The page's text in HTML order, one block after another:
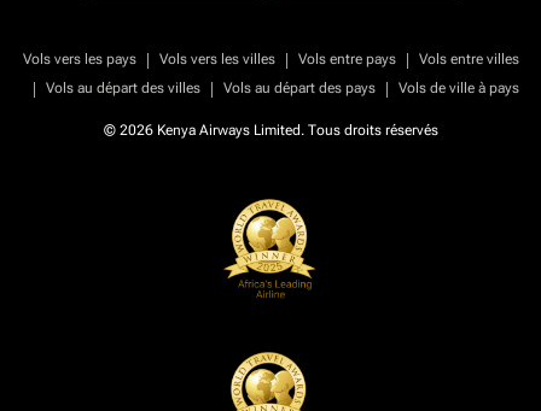
Vols vers les pays | Vols vers les villes | Vols entre pays |
Vols entre villes
|
Vols au départ des villes | Vols au départ des pays | Vols de ville à pays
© 2026 Kenya Airways Limited. Tous droits réservés